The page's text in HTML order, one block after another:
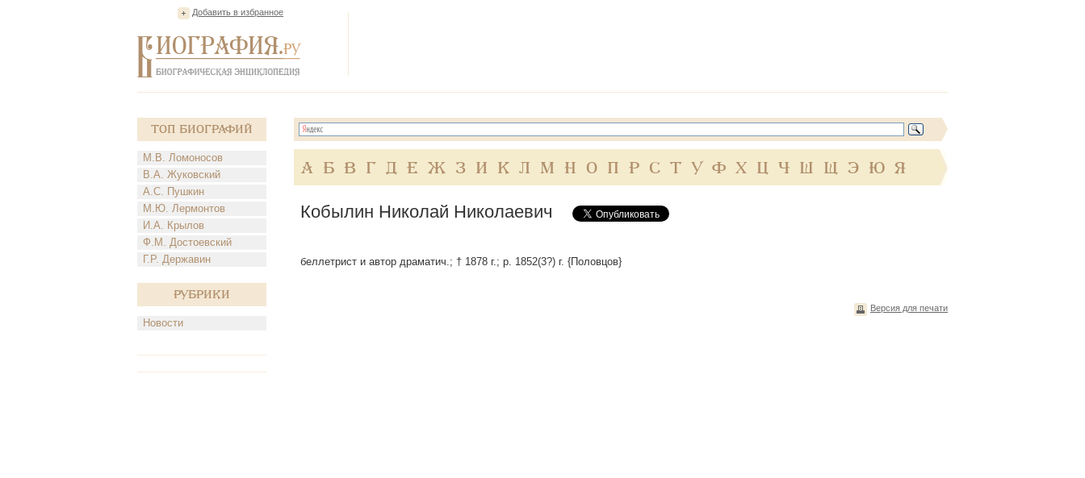
Добавить в избранное
Топ Биографий
М.В. Ломоносов
В.А. Жуковский
А.С. Пушкин
М.Ю. Лермонтов
И.А. Крылов
Ф.М. Достоевский
Г.Р. Державин
Рубрики
Новости
А Б В Г Д Е Ж З И К Л М Н О П Р С Т У Ф Х Ц Ч Ш Щ Э Ю Я
Кобылин Николай Николаевич
беллетрист и автор драматич.; † 1878 г.; р. 1852(3?) г. {Половцов}
Версия для печати